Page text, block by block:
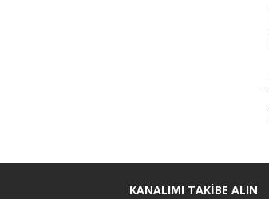
KANALIMI TAKIBE ALIN